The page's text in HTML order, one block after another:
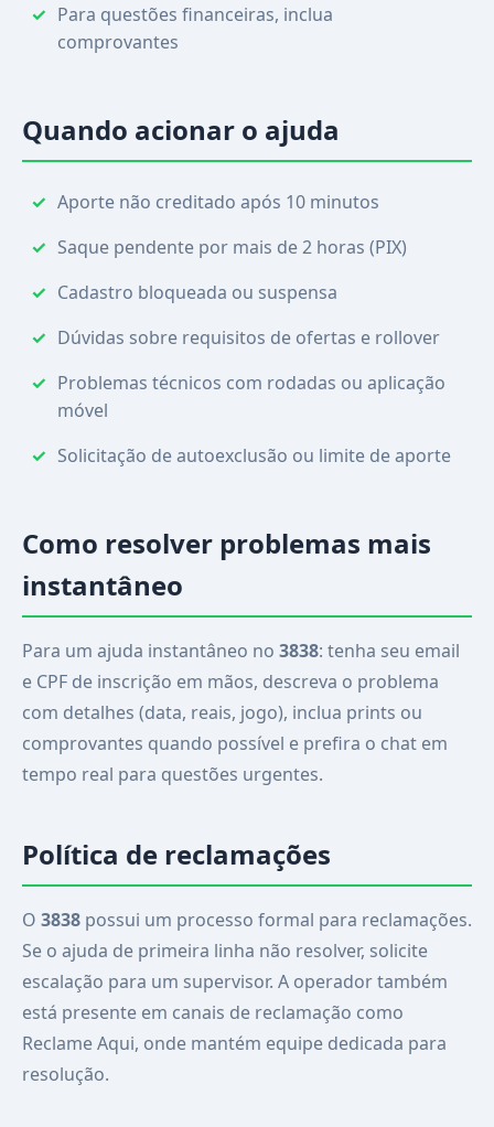
Para questões financeiras, inclua
comprovantes
Quando acionar o ajuda
Aporte não creditado após 10 minutos
Saque pendente por mais de 2 horas (PIX)
Cadastro bloqueada ou suspensa
Dúvidas sobre requisitos de ofertas e rollover
Problemas técnicos com rodadas ou aplicação
móvel
Solicitação de autoexclusão ou limite de aporte
Como resolver problemas mais
instantâneo
Para um ajuda instantâneo no 3838: tenha seu email
e CPF de inscrição em mãos, descreva o problema
com detalhes (data, reais, jogo), inclua prints ou
comprovantes quando possível e prefira o chat em
tempo real para questões urgentes.
Política de reclamações
O 3838 possui um processo formal para reclamações.
Se o ajuda de primeira linha não resolver, solicite
escalação para um supervisor. A operador também
está presente em canais de reclamação como
Reclame Aqui, onde mantém equipe dedicada para
resolução.